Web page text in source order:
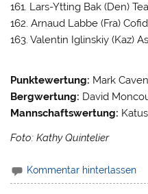
161. Lars-Ytting Bak (Den)
162. Arnaud Labbe (Fra)
163. Valentin Iglinskiy (Kaz)
Punktewertung: Mark
Bergwertung: David
Mannschaftswertung:
Foto: Kathy Quintelier
Kommentar hinterlassen